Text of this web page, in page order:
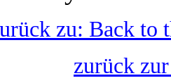
zu: Back to
zurück